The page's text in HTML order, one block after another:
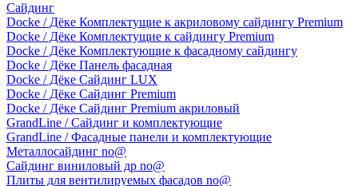
Сайдинг
Docke / Дёке Комплектущие к акриловому сайдингу Premium
Docke / Дёке Комплектущие к сайдингу Premium
Docke / Дёке Комплектующие к фасадному сайдингу
Docke / Дёке Панель фасадная
Docke / Дёке Сайдинг LUX
Docke / Дёке Сайдинг Premium
Docke / Дёке Сайдинг Premium акриловый
GrandLine / Сайдинг и комплектующие
GrandLine / Фасадные панели и комплектующие
Металлосайдинг no@
Сайдинг виниловый др no@
Плиты для вентилируемых фасадов no@